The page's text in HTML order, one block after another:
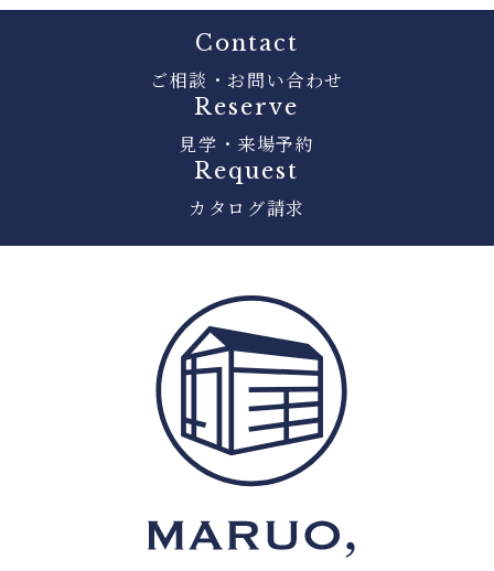
Contact
ご相談・お問い合わせ
Reserve
見学・来場予約
Request
カタログ請求